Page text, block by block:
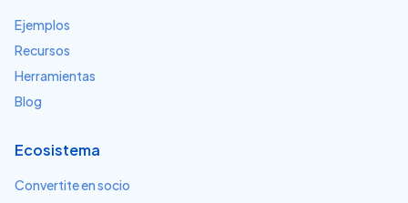
Ejemplos
Recursos
Herramientas
Blog
Ecosistema
Convertite en socio